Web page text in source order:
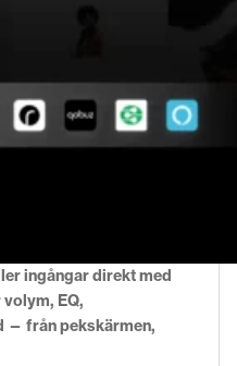
ingångar direkt med
EQ,
— från pekskärmen,